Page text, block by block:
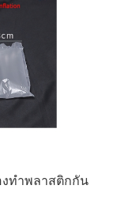
งทำพลาสติกกัน